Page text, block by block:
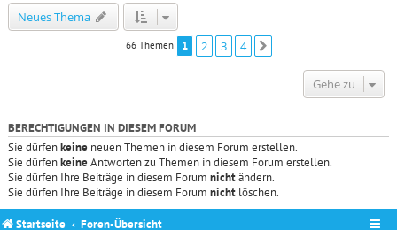
Neues Thema
66 Themen 1 2 3 4
Gehe zu
BERECHTIGUNGEN IN DIESEM FORUM
Sie dürfenkeine neuen Themen in diesem Forum erstellen.
Sie dürfenkeineAntworten zu Themen in diesem Forum erstellen.
Sie dürfen Ihre Beiträge in diesem Forum nichtändern.
Sie dürfen Ihre Beiträge in diesem Forum nicht löschen.
Startseite Foren-Übersicht